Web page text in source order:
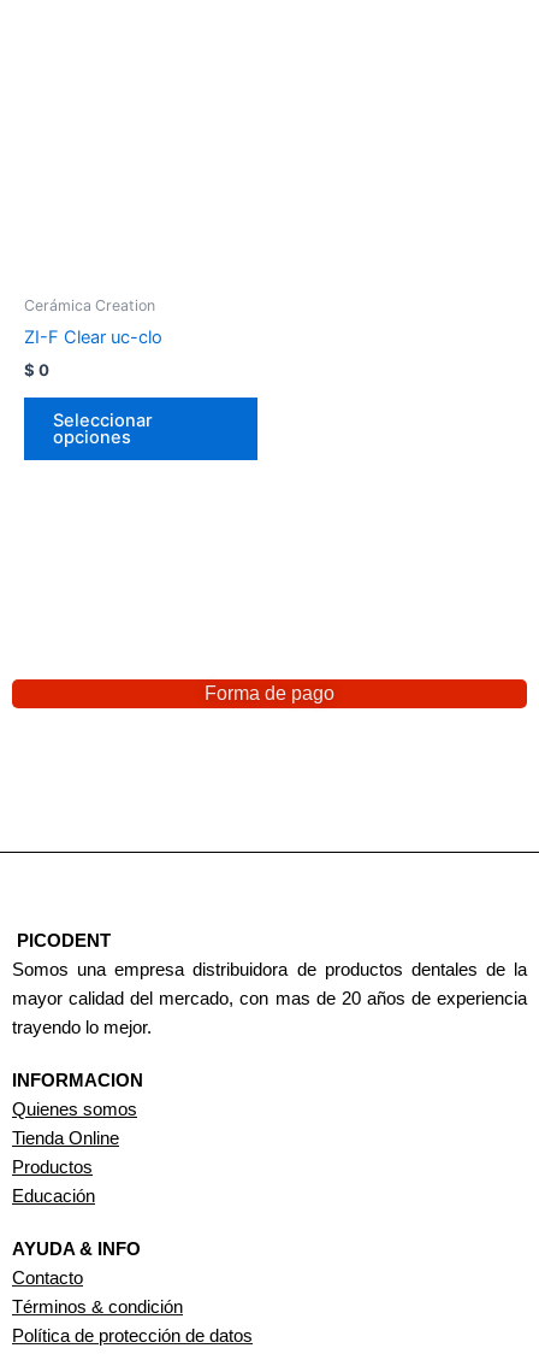
Cerámica Creation
ZI-F Clear uc-clo
$ 0
Seleccionar
opciones
Forma de pago
PICODENT
Somos una empresa distribuidora de productos dentales de la
mayor calidad del mercado, con mas de 20 años de experiencia
trayendo lo mejor.
INFORMACION
Quienes somos
Tienda Online
Productos
Educación
AYUDA & INFO
Contacto
Términos & condición
Política de protección de datos